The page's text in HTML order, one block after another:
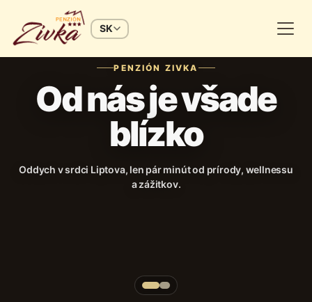
SK
Od nás je všade
blízko
Oddych v srdci Liptova, len pár minút od prírody, wellnessu